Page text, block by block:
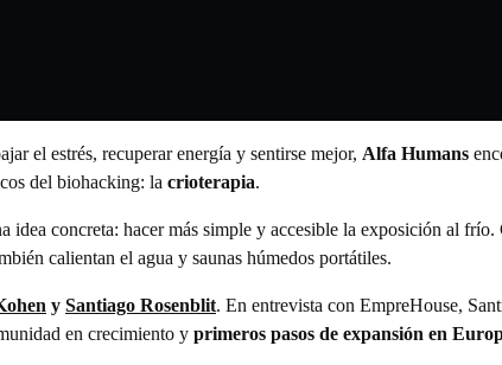
el estrés, recuperar energía y sentirse mejor, Alfa Humans
del biohacking: la crioterapia.
idea concreta: hacer más simple y accesible la exposición al
calientan el agua y saunas húmedos portátiles.
y Santiago Rosenblit. En entrevista con EmpreHouse,
en crecimiento y primeros pasos de expansión en